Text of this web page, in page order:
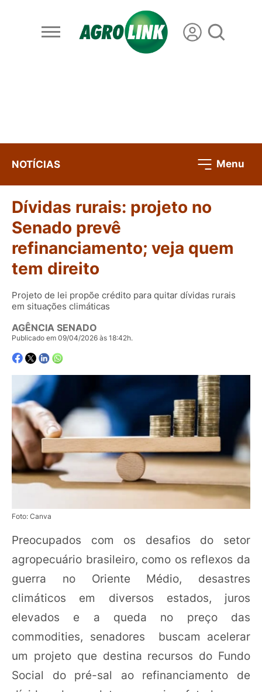
NOTÍCIAS Menu
Dívidas rurais: projeto no
Senado prevê
refinanciamento; veja quem
tem direito
Projeto de lei propõe crédito para quitar dívidas rurais
em situações climáticas
AGÊNCIA SENADO
Publicado em 09/04/2026 às 18:42h.
Foto: Canva
Preocupados com os desafios do setor
agropecuário brasileiro, como os reflexos da
guerra no Oriente Médio, desastres
climáticos em diversos estados, juros
elevados e a queda no preço das
commodities, senadores buscam acelerar
um projeto que destina recursos do Fundo
Social do pré-sal ao refinanciamento de